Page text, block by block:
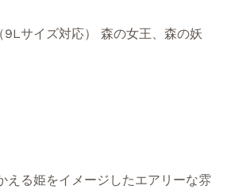
サイズ対応） 森の女王、森の妖
る姫をイメージしたエアリーな雰